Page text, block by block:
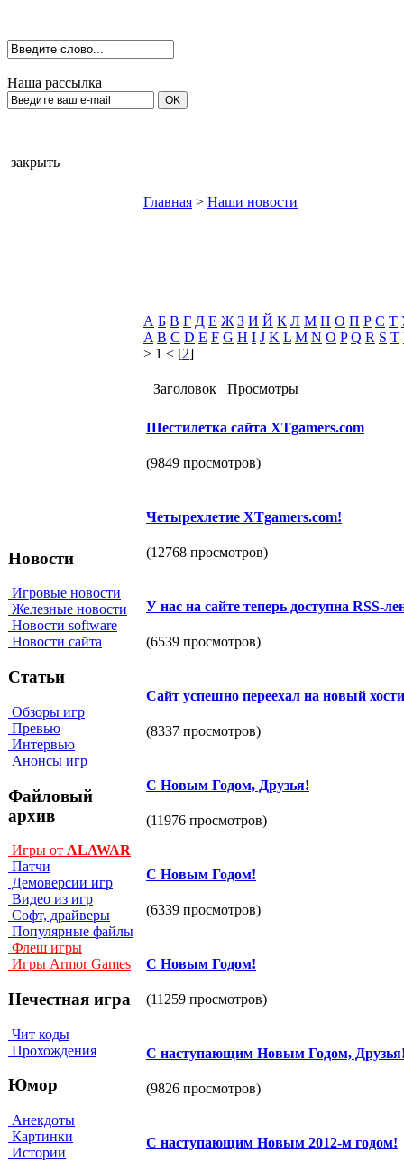
Наша рассылка
закрыть
Новости
Игровые новости
Железные новости
Новости software
Новости сайта
Статьи
Обзоры игр
Превью
Интервью
Анонсы игр
Файловый
архив
Игры от ALAWAR
Патчи
Демоверсии игр
Видео из игр
Софт, драйверы
Популярные файлы
Флеш игры
Игры Armor Games
Нечестная игра
Чит коды
Прохождения
Юмор
Анекдоты
Картинки
Истории
Главная > Наши новости
А Б В Г Д Е Ж З И Й К Л М Н О П Р С Т
A B C D E F G H I J K L M N O P Q R S T
> 1 < [2]
Заголовок Просмотры
Шестилетка сайта XTgamers.com
(9849 просмотров)
Четырехлетие XTgamers.com!
(12768 просмотров)
У нас на сайте теперь доступна RSS-
(6539 просмотров)
Сайт успешно переехал на новый
(8337 просмотров)
С Новым Годом, Друзья!
(11976 просмотров)
С Новым Годом!
(6339 просмотров)
С Новым Годом!
(11259 просмотров)
С наступающим Новым Годом,
(9826 просмотров)
С наступающим Новым 2012-м годом!